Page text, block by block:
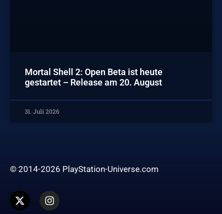
Mortal Shell 2: Open Beta ist heute
gestartet – Release am 20. August
31. Juli 2026
© 2014-2026 PlayStation-Universe.com